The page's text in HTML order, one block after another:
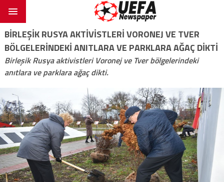
BIRLEŞIK RUSYA AKTIVISTLERI VORONEJ VE TVER
BÖLGELERINDEKI ANITLARA VE PARKLARA AĞAÇ DIKTI
Birleşik Rusya aktivistleri Voronej ve Tver bölgelerindeki
anıtlara ve parklara ağaç dikti.